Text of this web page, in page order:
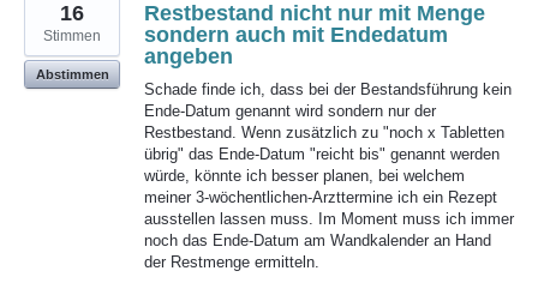
Restbestand nicht nur mit Menge
sondern auch mit Endedatum
angeben
Schade finde ich, dass bei der Bestandsführung kein
Ende-Datum genannt wird sondern nur der
Restbestand. Wenn zusätzlich zu "noch x Tabletten
übrig" das Ende-Datum "reicht bis" genannt werden
würde, könnte ich besser planen, bei welchem
meiner 3-wöchentlichen-Arzttermine ich ein Rezept
ausstellen lassen muss. Im Moment muss ich immer
noch das Ende-Datum am Wandkalender an Hand
der Restmenge ermitteln.
16
Stimmen
Abstimmen